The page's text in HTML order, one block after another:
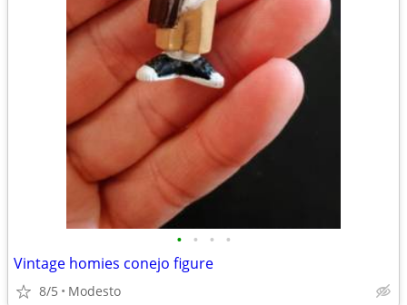
• • • •
Vintage homies conejo figure
8/5 Modesto